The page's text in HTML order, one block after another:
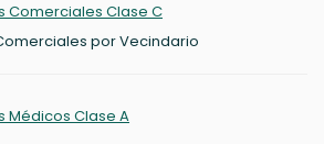
Comerciales Clase C
por Vecindario
Médicos Clase A